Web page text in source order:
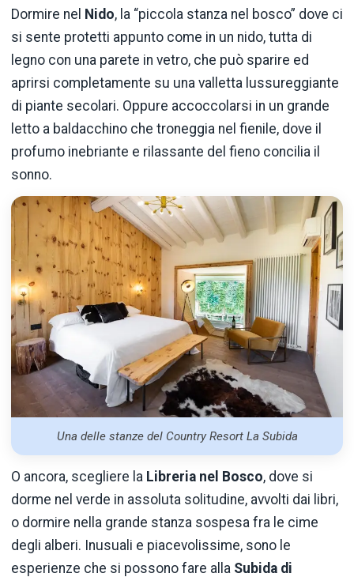
Dormire nel Nido, la “piccola stanza nel bosco” dove ci
si sente protetti appunto come in un nido, tutta di
legno con una parete in vetro, che può sparire ed
aprirsi completamente su una valletta lussureggiante
di piante secolari. Oppure accoccolarsi in un grande
letto a baldacchino che troneggia nel fienile, dove il
profumo inebriante e rilassante del fieno concilia il
sonno.
Una delle stanze del Country Resort La Subida
O ancora, scegliere la Libreria nel Bosco, dove si
dorme nel verde in assoluta solitudine, avvolti dai libri,
o dormire nella grande stanza sospesa fra le cime
degli alberi. Inusuali e piacevolissime, sono le
esperienze che si possono fare alla Subida di